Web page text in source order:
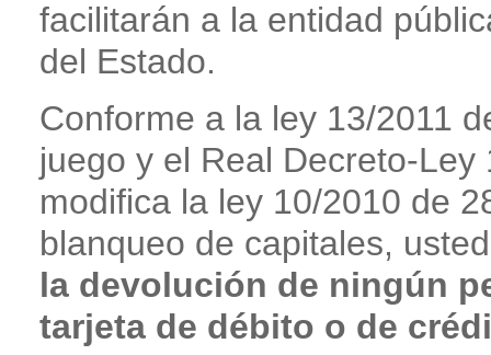
facilitarán a la entidad
del Estado.
Conforme a la ley 13/2011
juego y el Real Decreto-
modifica la ley 10/2010 de
blanqueo de capitales,
la devolución de ningún
tarjeta de débito o de